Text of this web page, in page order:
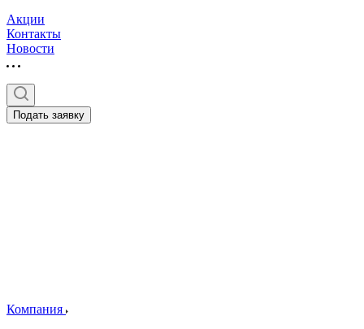
Акции
Контакты
Новости
Подать заявку
Компания